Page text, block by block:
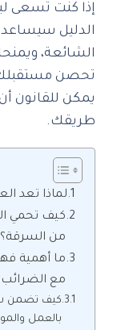
إذا كنت تسعى
الدليل
الشائعة،
تحصن مستقبلك
يمكن للقانون
طريقك.
لماذا تعد
كيف تحمي
من السرقة؟
ما أهمية
مع
كيف تضمن
بالعمل